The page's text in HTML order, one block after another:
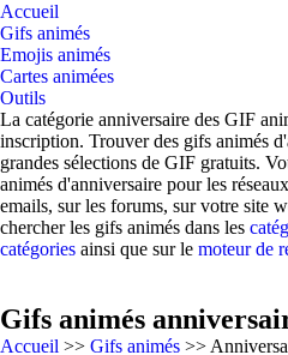
Accueil
Gifs animés
Emojis animés
Cartes animées
Outils
La catégorie anniversaire des GIF
inscription. Trouver des gifs animés
grandes sélections de GIF gratuits.
animés d'anniversaire pour les
emails, sur les forums, sur votre site
chercher les gifs animés dans les
catégories ainsi que sur le moteur de
Gifs animés
Accueil >> Gifs animés >>